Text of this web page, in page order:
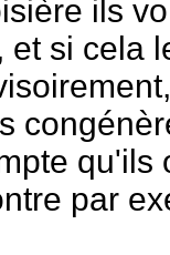
ils
et si cela
qu'ils
par